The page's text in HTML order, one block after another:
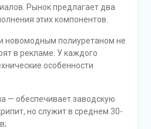
Рынок предлагает два
этих компонентов.
новомодным полиуретаном не
в рекламе. У каждого
особенности
— обеспечивает заводскую
но служит в среднем 30-